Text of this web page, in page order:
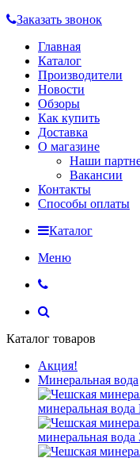
Заказать звонок
Главная
Каталог
Производители
Новости
Обзоры
Как купить
Доставка
О магазине
Наши
Вакансии
Контакты
Способы оплаты
Каталог
Меню
Каталог товаров
Акция!
Минеральная вода
минеральная вода
минеральная вода